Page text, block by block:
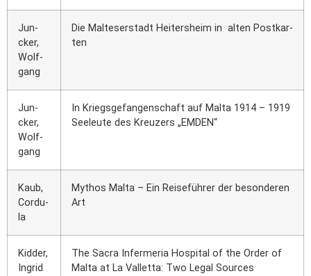
Jun­
cker,
Wolf­
gang
Die Mal­te­ser­stadt Hei­ters­heim in alten Post­kar­
ten
Jun­
cker,
Wolf­
gang
In Kriegs­ge­fan­gen­schaft auf Mal­ta 1914 – 1919
See­leu­te des Kreu­zers „EMDEN“
Kaub,
Cor­du­
la
Mythos Mal­ta – Ein Rei­se­füh­rer der beson­de­ren
Art
Kid­der,
Ingrid
The Sacra Infer­me­ria Hos­pi­tal of the Order of
Mal­ta at La Val­let­ta: Two Legal Sources